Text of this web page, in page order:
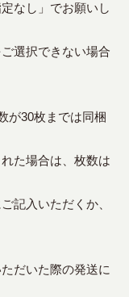
なし」でお願いし
選択できない場合
が30枚までは同梱
た場合は、枚数は
記入いただくか、
だいた際の発送に